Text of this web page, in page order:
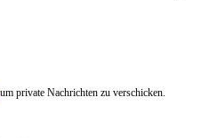
private Nachrichten zu verschicken.